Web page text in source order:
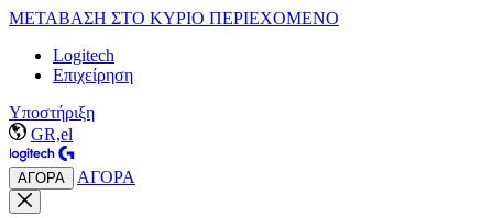
ΜΕΤΑΒΑΣΗ ΣΤΟ ΚΥΡΙΟ ΠΕΡΙΕΧΟΜΕΝΟ
Logitech
Επιχείρηση
Υποστήριξη
GR,el
ΑΓΟΡΑ ΑΓΟΡΑ